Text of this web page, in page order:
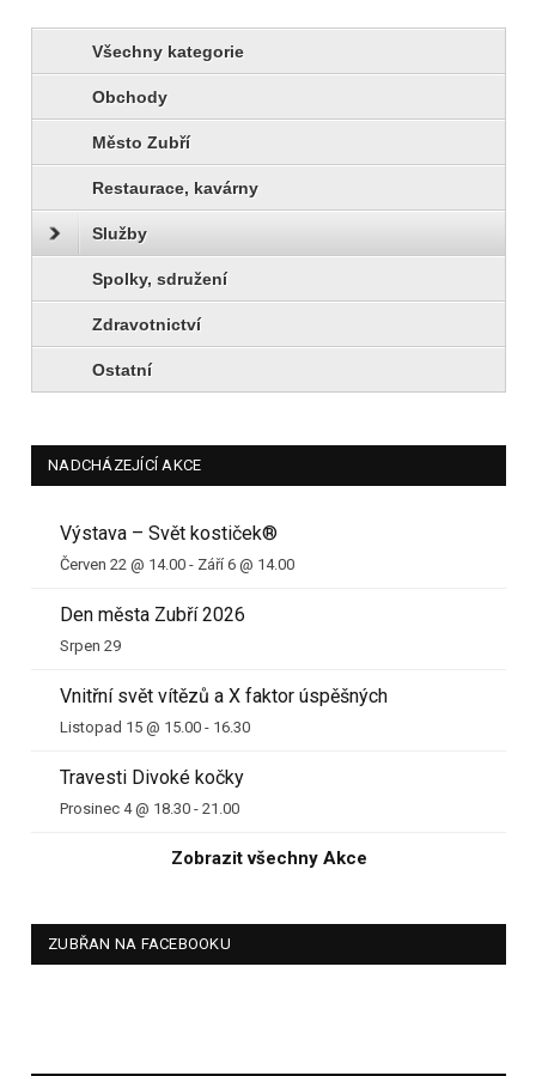
Všechny kategorie
Obchody
Město Zubří
Restaurace, kavárny
Služby
Spolky, sdružení
Zdravotnictví
Ostatní
NADCHÁZEJÍCÍ AKCE
Výstava – Svět kostiček®
Červen 22 @ 14.00 - Září 6 @ 14.00
Den města Zubří 2026
Srpen 29
Vnitřní svět vítězů a X faktor úspěšných
Listopad 15 @ 15.00 - 16.30
Travesti Divoké kočky
Prosinec 4 @ 18.30 - 21.00
Zobrazit všechny Akce
ZUBŘAN NA FACEBOOKU